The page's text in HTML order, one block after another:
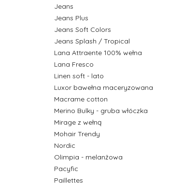
Jeans
Jeans Plus
Jeans Soft Colors
Jeans Splash / Tropical
Lana Attraente 100% wełna
Lana Fresco
Linen soft - lato
Luxor bawełna maceryzowana
Macrame cotton
Merino Bulky - gruba włóczka
Mirage z wełną
Mohair Trendy
Nordic
Olimpia - melanżowa
Pacyfic
Paillettes